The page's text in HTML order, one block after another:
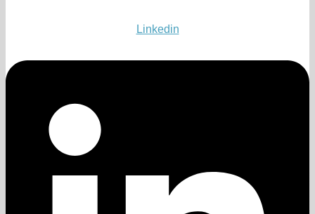
Linkedin